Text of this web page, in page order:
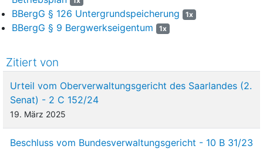
BBergG § 126 Untergrundspeicherung 1x
BBergG § 9 Bergwerkseigentum 1x
Zitiert von
Urteil vom Oberverwaltungsgericht des Saarlandes (2.
Senat) - 2 C 152/24
19. März 2025
Beschluss vom Bundesverwaltungsgericht - 10 B 31/23